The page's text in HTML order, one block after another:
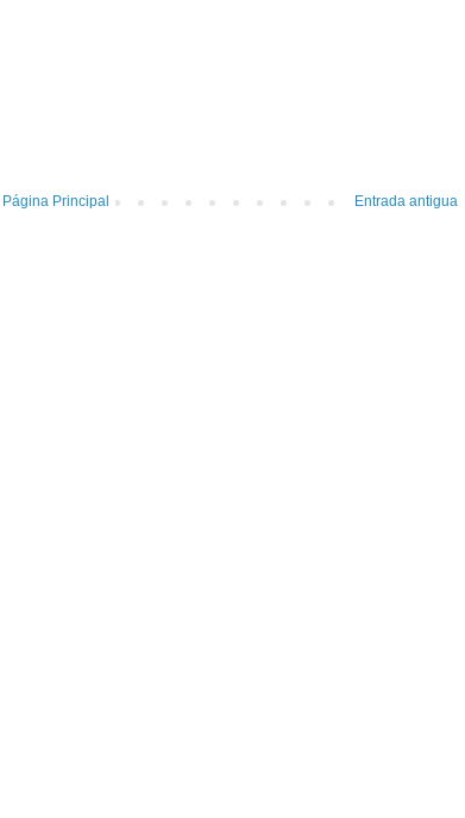
Entrada antigua
Página Principal